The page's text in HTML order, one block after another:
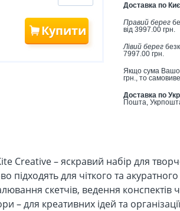
Купити
Доставка по
Правий берег
від 3997.00 грн.
Лівий берег
7997.00 грн.
Якщо сума
грн., то
Доставка по
Пошта,
Creative – яскравий набір для
підходять для чіткого та
скетчів, ведення конспектів
– для креативних ідей та